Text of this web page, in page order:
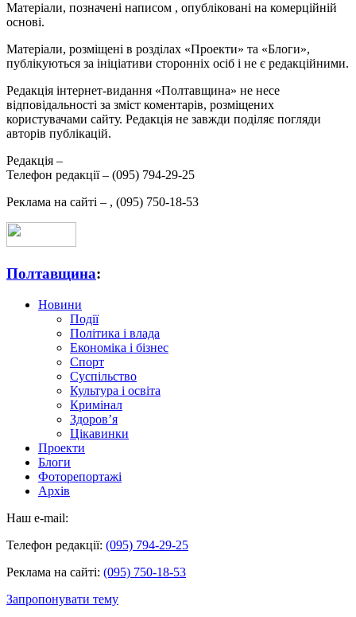
Матеріали, позначені написом , опубліковані на комерційній
основі.
Матеріали, розміщені в розділах «Проекти» та «Блоги»,
публікуються за ініціативи сторонніх осіб і не є редакційними.
Редакція інтернет-видання «Полтавщина» не несе
відповідальності за зміст коментарів, розміщених
користувачами сайту. Редакція не завжди поділяє погляди
авторів публікацій.
Редакція –
Телефон редакції – (095) 794-29-25
Реклама на сайті – , (095) 750-18-53
Полтавщина:
Новини
Події
Політика і влада
Економіка і бізнес
Спорт
Суспільство
Культура і освіта
Кримінал
Здоров’я
Цікавинки
Проекти
Блоги
Фоторепортажі
Архів
Наш e-mail:
Телефон редакції: (095) 794-29-25
Реклама на сайті: (095) 750-18-53
Запропонувати тему